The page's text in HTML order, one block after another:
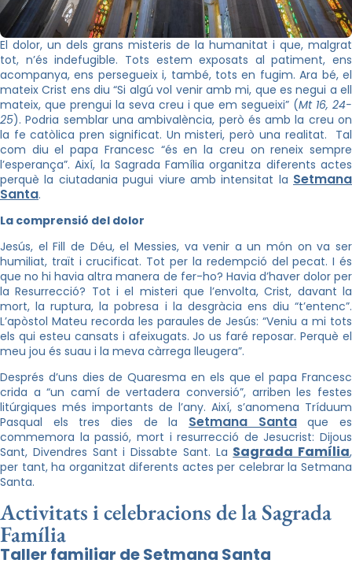
El dolor, un dels grans misteris de la humanitat i que, malgrat
tot, n’és indefugible. Tots estem exposats al patiment, ens
acompanya, ens persegueix i, també, tots en fugim. Ara bé, el
mateix Crist ens diu “Si algú vol venir amb mi, que es negui a ell
mateix, que prengui la seva creu i que em segueixi” (Mt 16, 24-
25). Podria semblar una ambivalència, però és amb la creu on
la fe catòlica pren significat. Un misteri, però una realitat. Tal
com diu el papa Francesc “és en la creu on reneix sempre
l’esperança”. Així, la Sagrada Família organitza diferents actes
perquè la ciutadania pugui viure amb intensitat la Setmana
Santa.
La comprensió del dolor
Jesús, el Fill de Déu, el Messies, va venir a un món on va ser
humiliat, traït i crucificat. Tot per la redempció del pecat. I és
que no hi havia altra manera de fer-ho? Havia d’haver dolor per
la Resurrecció? Tot i el misteri que l’envolta, Crist, davant la
mort, la ruptura, la pobresa i la desgràcia ens diu “t’entenc”.
L’apòstol Mateu recorda les paraules de Jesús: “Veniu a mi tots
els qui esteu cansats i afeixugats. Jo us faré reposar. Perquè el
meu jou és suau i la meva càrrega lleugera”.
Després d’uns dies de Quaresma en els que el papa Francesc
crida a “un camí de vertadera conversió”, arriben les festes
litúrgiques més importants de l’any. Així, s’anomena Tríduum
Pasqual els tres dies de la Setmana Santaque es
commemora la passió, mort i resurrecció de Jesucrist: Dijous
Sant, Divendres Sant i Dissabte Sant. La Sagrada Família,
per tant, ha organitzat diferents actes per celebrar la Setmana
Santa.
Activitats i celebracions de la Sagrada
Família
Taller familiar de Setmana Santa